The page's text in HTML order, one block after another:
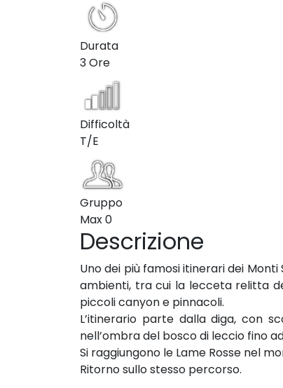
Durata
3 Ore
Difficoltà
T/E
Gruppo
Max0
Descrizione
Uno dei più famosi itinerari dei
ambienti, tra cui la lecceta relitta
piccoli canyon e pinnacoli.
L’itinerario parte dalla diga, con
nell’ombra del bosco di leccio fino
Si raggiungono le Lame Rosse nel
Ritorno sullo stesso percorso.